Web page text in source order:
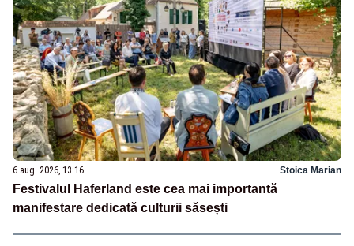
6 aug. 2026, 13:16 Stoica Marian
Festivalul Haferland este cea mai importantă
manifestare dedicată culturii săsești